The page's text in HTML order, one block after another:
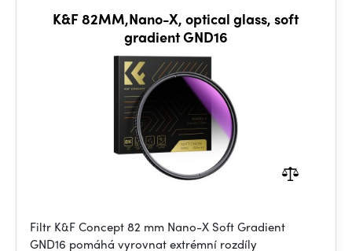
K&F 82MM,Nano-X, optical glass, soft
gradient GND16
Filtr K&F Concept 82 mm Nano-X Soft Gradient
GND16 pomáhá vyrovnat extrémní rozdíly